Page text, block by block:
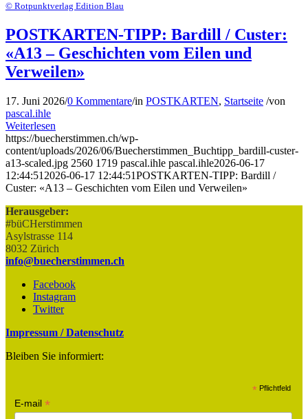
© Rotpunktverlag Edition Blau
POSTKARTEN-TIPP: Bardill / Custer:
«A13 – Geschichten vom Eilen und
Verweilen»
17. Juni 2026/0 Kommentare/in POSTKARTEN, Startseite /von
pascal.ihle
Weiterlesen
https://buecherstimmen.ch/wp-
content/uploads/2026/06/Buecherstimmen_Buchtipp_bardill-custer-
a13-scaled.jpg 2560 1719 pascal.ihle pascal.ihle2026-06-17
12:44:51 2026-06-17 12:44:51POSTKARTEN-TIPP: Bardill /
Custer: «A13 – Geschichten vom Eilen und Verweilen»
Herausgeber:
#büCHerstimmen
Asylstrasse 114
8032 Zürich
info@buecherstimmen.ch
Facebook
Instagram
Twitter
Impressum / Datenschutz
Bleiben Sie informiert:
* Pflichtfeld
E-mail *